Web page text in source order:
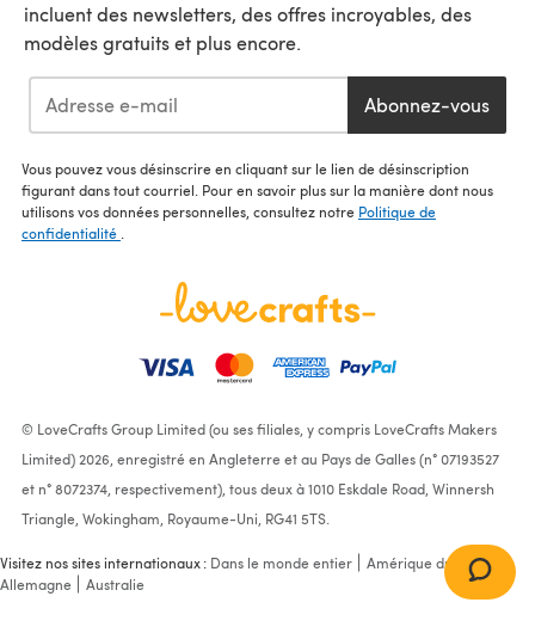
incluent des newsletters, des offres incroyables, des
modèles gratuits et plus encore.
Abonnez-vous
Vous pouvez vous désinscrire en cliquant sur le lien de désinscription
figurant dans tout courriel. Pour en savoir plus sur la manière dont nous
utilisons vos données personnelles, consultez notre Politique de
confidentialité .
© LoveCrafts Group Limited (ou ses filiales, y compris LoveCrafts Makers
Limited) 2026, enregistré en Angleterre et au Pays de Galles (n° 07193527
et n° 8072374, respectivement), tous deux à 1010 Eskdale Road, Winnersh
Triangle, Wokingham, Royaume-Uni, RG41 5TS.
Visitez nos sites internationaux : Dans le monde entier
Amérique du Nord
Allemagne
Australie